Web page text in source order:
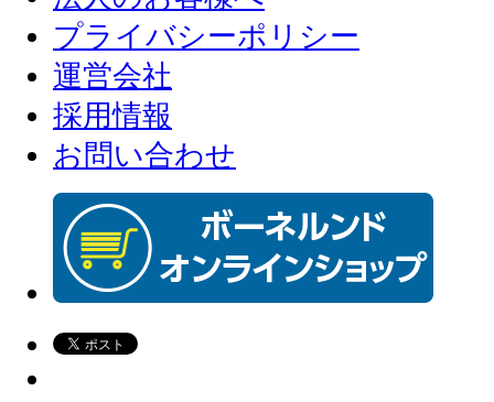
プライバシーポリシー
運営会社
採用情報
お問い合わせ